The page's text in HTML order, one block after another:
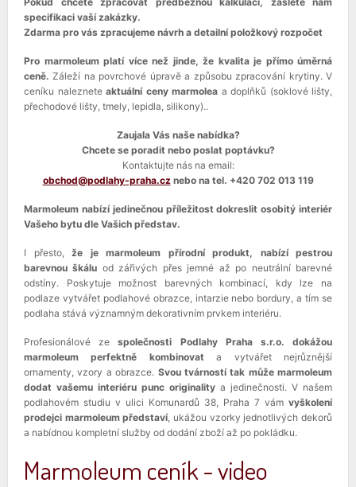
specifikaci vaší zakázky.
Zdarma pro vás zpracujeme návrh a detailní položkový rozpočet
Pro marmoleum platí více než jinde, že kvalita je přímo úměrná
ceně. Záleží na povrchové úpravě a způsobu zpracování krytiny. V
ceníku naleznete aktuální ceny marmolea a doplňků (soklové lišty,
přechodové lišty, tmely, lepidla, silikony)..
Zaujala Vás naše nabídka?
Chcete se poradit nebo poslat poptávku?
Kontaktujte nás na email:
obchod@podlahy-praha.cznebo na tel. +420 702 013 119
Marmoleum nabízí jedinečnou příležitost dokreslit osobitý interiér
Vašeho bytu dle Vašich představ.
I přesto, že je marmoleum přírodní produkt, nabízí pestrou
barevnou škálu od zářivých přes jemné až po neutrální barevné
odstíny. Poskytuje možnost barevných kombinací, kdy lze na
podlaze vytvářet podlahové obrazce, intarzie nebo bordury, a tím se
podlaha stává významným dekorativním prvkem interiéru.
Profesionálové zespolečnosti Podlahy Praha s.r.o. dokážou
marmoleum perfektně kombinovata vytvářet nejrůznější
ornamenty, vzory a obrazce. Svou tvárností tak může marmoleum
dodat vašemu interiéru punc originality a jedinečnosti. V našem
podlahovém studiu v ulici Komunardů 38, Praha 7 vám vyškolení
prodejci marmoleum představí, ukážou vzorky jednotlivých dekorů
a nabídnou kompletní služby od dodání zboží až po pokládku.
Marmoleum ceník - video